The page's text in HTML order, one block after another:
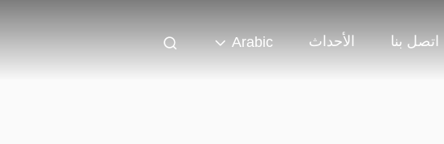
اتصل بنا الأحداث Arabic